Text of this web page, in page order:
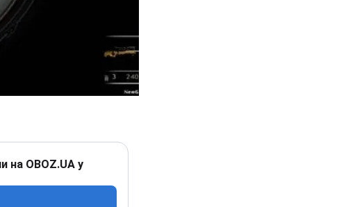
на OBOZ.UA у